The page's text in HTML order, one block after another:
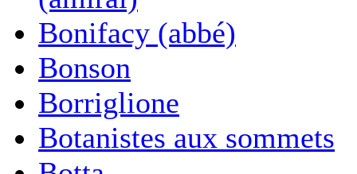
Bonifacy (abbé)
Bonson
Borriglione
Botanistes aux sommets